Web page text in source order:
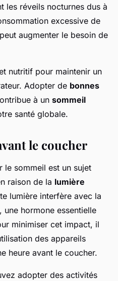
les réveils nocturnes dus à
excessive de
augmenter le besoin de
nutritif pour maintenir un
Adopter de bonnes
à un sommeil
santé globale.
le coucher
le sommeil est un sujet
raison de la lumière
lumière interfère avec la
hormone essentielle
minimiser cet impact, il
des appareils
heure avant le coucher.
adopter des activités